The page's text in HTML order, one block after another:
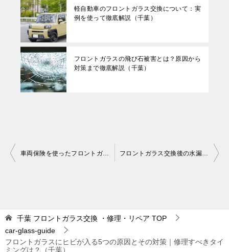
軽自動車のフロントガラス交換について：実
例を使って徹底解説（千葉）
フロントガラスの飛び石被害とは？原因から
対策まで徹底解説（千葉）
投
ゲ
ー
シ
車両保険を使ったフロントガラス交換の方法（千葉） フロントガラス交換後の水漏れ—その原因と解決方法（千葉）
千葉 フロントガラス交換 ・修理・リペア TOP
car-glass-guide
フロントガラスにヒビが入る5つの原因とその対策｜修理すべきタイ
ミングは？（千葉）